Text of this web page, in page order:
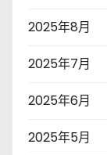
2025年8月
2025年7月
2025年6月
2025年5月